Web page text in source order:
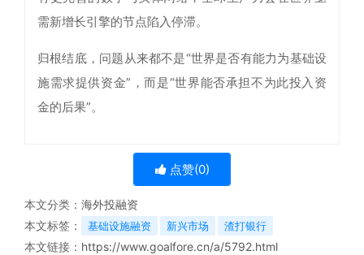
需新增长引擎的节点陷入停滞。
归根结底，问题从来都不是“世界是否有能力为基础设
施需求提供资金”，而是“世界能否承担不为此投入资
金的后果”。
点赞(0)
本文分类： 海外投融资
本文标签：
基础设施融资 新兴市场 渣打银行
本文链接： https://www.goalfore.cn/a/5792.html